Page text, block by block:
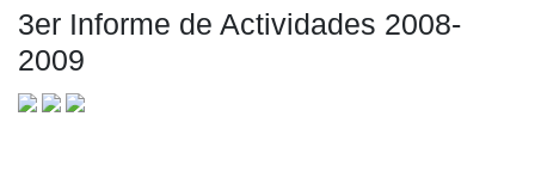
3er Informe de Actividades 2008-
2009